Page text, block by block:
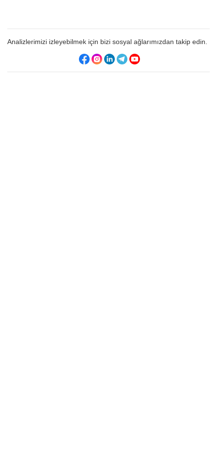
Analizlerimizi izleyebilmek için bizi sosyal ağlarımızdan takip edin.